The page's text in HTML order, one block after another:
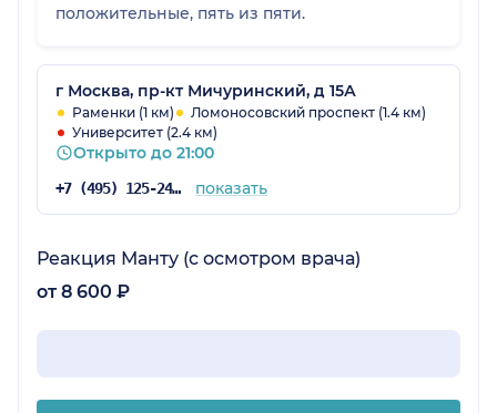
положительные, пять из пяти.
г Москва, пр-кт Мичуринский, д 15А
Раменки (1 км)
Ломоносовский проспект (1.4 км)
Университет (2.4 км)
Открыто до 21:00
+7 (495) 125-24-71 показать
Реакция Манту (с осмотром врача)
от 8 600 ₽